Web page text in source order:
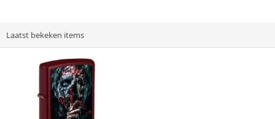
Laatst bekeken items